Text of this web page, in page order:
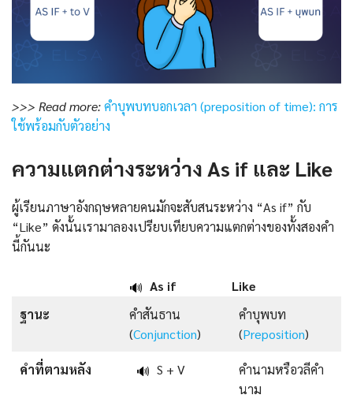
>>> Read more:คำบุพบทบอกเวลา (preposition of time): การ
ใช้พร้อมกับตัวอย่าง
ความแตกต่างระหว่าง As if และ Like
ผู้เรียนภาษาอังกฤษหลายคนมักจะสับสนระหว่าง “As if” กับ
“Like” ดังนั้นเรามาลองเปรียบเทียบความแตกต่างของทั้งสองคำ
นี้กันนะ
🔊 As if
Like
ฐานะ
คำสันธาน
(Conjunction)
คำบุพบท
(Preposition)
คำที่ตามหลัง 🔊 S + V
คำนามหรือวลีคำ
นาม